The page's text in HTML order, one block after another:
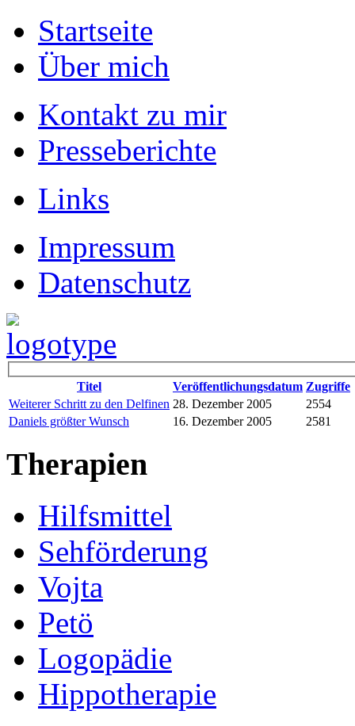
Startseite
Über mich
Kontakt zu mir
Presseberichte
Links
Impressum
Datenschutz
Titel Veröffentlichungsdatum Zugriffe
Weiterer Schritt zu den Delfinen 28. Dezember 2005
2554
Daniels größter Wunsch
16. Dezember 2005 2581
Therapien
Hilfsmittel
Sehförderung
Vojta
Petö
Logopädie
Hippotherapie